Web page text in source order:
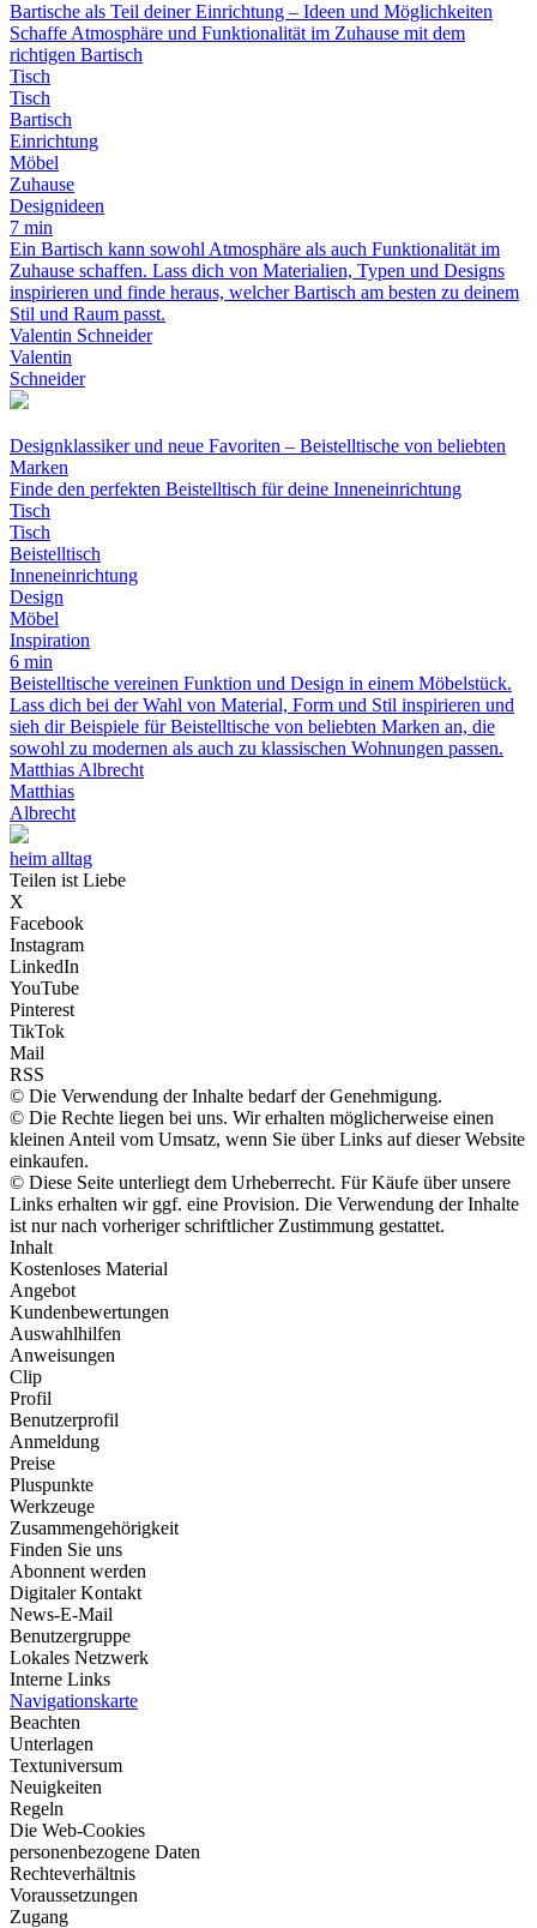
Bartische als Teil deiner Einrichtung – Ideen und Möglichkeiten
Schaffe Atmosphäre und Funktionalität im Zuhause mit dem
richtigen Bartisch
Tisch
Tisch
Bartisch
Einrichtung
Möbel
Zuhause
Designideen
7 min
Ein Bartisch kann sowohl Atmosphäre als auch Funktionalität im
Zuhause schaffen. Lass dich von Materialien, Typen und Designs
inspirieren und finde heraus, welcher Bartisch am besten zu deinem
Stil und Raum passt.
Valentin Schneider
Valentin
Schneider
Designklassiker und neue Favoriten – Beistelltische von beliebten
Marken
Finde den perfekten Beistelltisch für deine Inneneinrichtung
Tisch
Tisch
Beistelltisch
Inneneinrichtung
Design
Möbel
Inspiration
6 min
Beistelltische vereinen Funktion und Design in einem Möbelstück.
Lass dich bei der Wahl von Material, Form und Stil inspirieren und
sieh dir Beispiele für Beistelltische von beliebten Marken an, die
sowohl zu modernen als auch zu klassischen Wohnungen passen.
Matthias Albrecht
Matthias
Albrecht
heim alltag
Teilen ist Liebe
X
Facebook
Instagram
LinkedIn
YouTube
Pinterest
TikTok
Mail
RSS
© Die Verwendung der Inhalte bedarf der Genehmigung.
© Die Rechte liegen bei uns. Wir erhalten möglicherweise einen
kleinen Anteil vom Umsatz, wenn Sie über Links auf dieser Website
einkaufen.
© Diese Seite unterliegt dem Urheberrecht. Für Käufe über unsere
Links erhalten wir ggf. eine Provision. Die Verwendung der Inhalte
ist nur nach vorheriger schriftlicher Zustimmung gestattet.
Inhalt
Kostenloses Material
Angebot
Kundenbewertungen
Auswahlhilfen
Anweisungen
Clip
Profil
Benutzerprofil
Anmeldung
Preise
Pluspunkte
Werkzeuge
Zusammengehörigkeit
Finden Sie uns
Abonnent werden
Digitaler Kontakt
News-E-Mail
Benutzergruppe
Lokales Netzwerk
Interne Links
Navigationskarte
Beachten
Unterlagen
Textuniversum
Neuigkeiten
Regeln
Die Web-Cookies
personenbezogene Daten
Rechteverhältnis
Voraussetzungen
Zugang